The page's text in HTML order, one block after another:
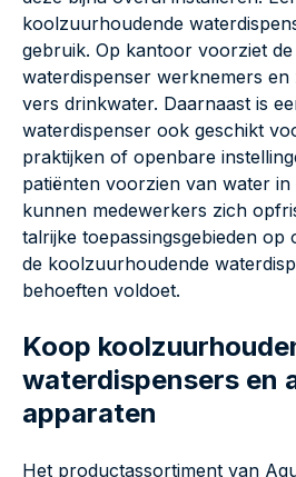
koolzuurhoudende
gebruik. Op kantoor voorziet
waterdispenser werknemers
vers drinkwater. Daarnaast is
waterdispenser ook geschikt
praktijken of openbare
patiënten voorzien van water
kunnen medewerkers zich
talrijke toepassingsgebieden op
de koolzuurhoudende
behoeften voldoet.
Koop
waterdispensers en
apparaten
Het productassortiment van